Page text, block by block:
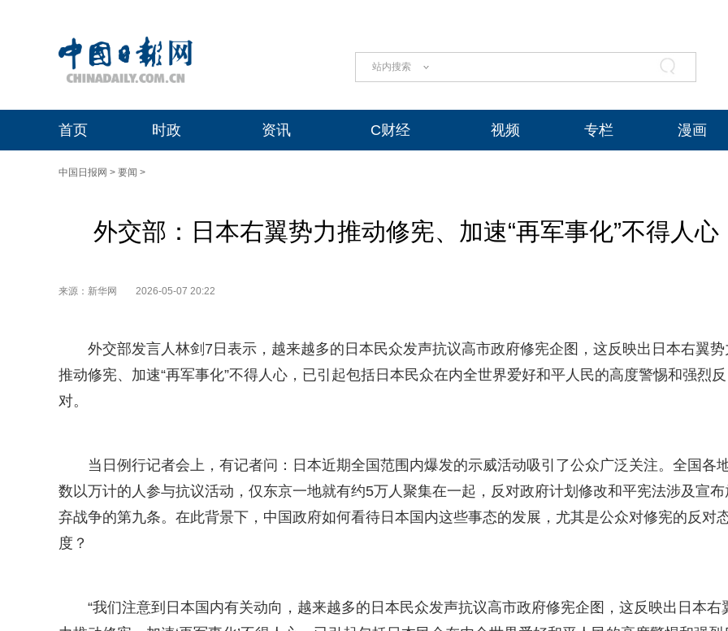
站内搜索
首页 时政 资讯 C财经 视频 专栏 漫画
中国日报网 > 要闻 >
外交部：日本右翼势力推动修宪、加速“再军事化”不得人心
来源：新华网 2026-05-07 20:22
外交部发言人林剑7日表示，越来越多的日本民众发声抗议高市政府修宪企图，这反映出日本右翼势
推动修宪、加速“再军事化”不得人心，已引起包括日本民众在内全世界爱好和平人民的高度警惕和强烈反
对。
当日例行记者会上，有记者问：日本近期全国范围内爆发的示威活动吸引了公众广泛关注。全国各
数以万计的人参与抗议活动，仅东京一地就有约5万人聚集在一起，反对政府计划修改和平宪法涉及宣布
弃战争的第九条。在此背景下，中国政府如何看待日本国内这些事态的发展，尤其是公众对修宪的反对
度？
“我们注意到日本国内有关动向，越来越多的日本民众发声抗议高市政府修宪企图，这反映出日本右